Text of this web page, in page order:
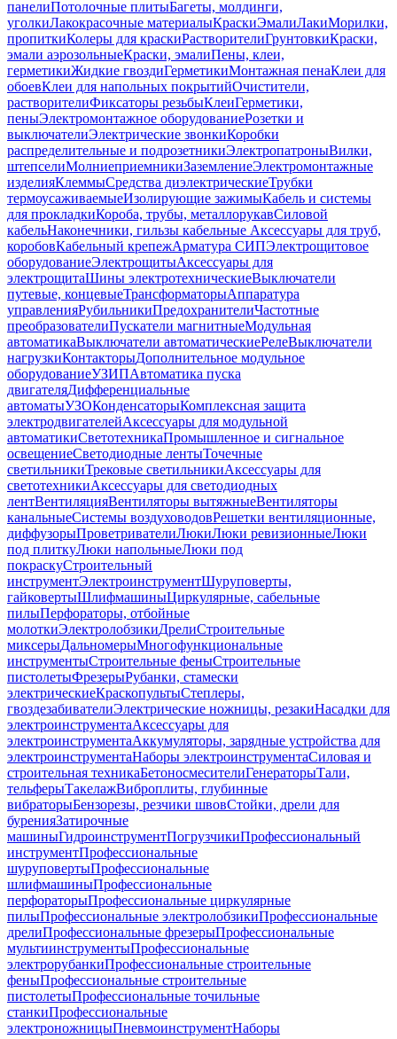
панелиПотолочные плитыБагеты, молдинги,
уголкиЛакокрасочные материалыКраскиЭмалиЛакиМорилки,
пропиткиКолеры для краскиРастворителиГрунтовкиКраски,
эмали аэрозольныеКраски, эмалиПены, клеи,
герметикиЖидкие гвоздиГерметикиМонтажная пенаКлеи для
обоевКлеи для напольных покрытийОчистители,
растворителиФиксаторы резьбыКлеиГерметики,
пеныЭлектромонтажное оборудованиеРозетки и
выключателиЭлектрические звонкиКоробки
распределительные и подрозетникиЭлектропатроныВилки,
штепселиМолниеприемникиЗаземлениеЭлектромонтажные
изделияКлеммыСредства диэлектрическиеТрубки
термоусаживаемыеИзолирующие зажимыКабель и системы
для прокладкиКороба, трубы, металлорукавСиловой
кабельНаконечники, гильзы кабельные Аксессуары для труб,
коробовКабельный крепежАрматура СИПЭлектрощитовое
оборудованиеЭлектрощитыАксессуары для
электрощитаШины электротехническиеВыключатели
путевые, концевыеТрансформаторыАппаратура
управленияРубильникиПредохранителиЧастотные
преобразователиПускатели магнитныеМодульная
автоматикаВыключатели автоматическиеРелеВыключатели
нагрузкиКонтакторыДополнительное модульное
оборудованиеУЗИПАвтоматика пуска
двигателяДифференциальные
автоматыУЗОКонденсаторыКомплексная защита
электродвигателейАксессуары для модульной
автоматикиСветотехникаПромышленное и сигнальное
освещениеСветодиодные лентыТочечные
светильникиТрековые светильникиАксессуары для
светотехникиАксессуары для светодиодных
лентВентиляцияВентиляторы вытяжныеВентиляторы
канальныеСистемы воздуховодовРешетки вентиляционные,
диффузорыПроветривателиЛюкиЛюки ревизионныеЛюки
под плиткуЛюки напольныеЛюки под
покраскуСтроительный
инструментЭлектроинструментШуруповерты,
гайковертыШлифмашиныЦиркулярные, сабельные
пилыПерфораторы, отбойные
молоткиЭлектролобзикиДрелиСтроительные
миксерыДальномерыМногофункциональные
инструментыСтроительные феныСтроительные
пистолетыФрезерыРубанки, стамески
электрическиеКраскопультыСтеплеры,
гвоздезабивателиЭлектрические ножницы, резакиНасадки для
электроинструментаАксессуары для
электроинструментаАккумуляторы, зарядные устройства для
электроинструментаНаборы электроинструментаСиловая и
строительная техникаБетоносмесителиГенераторыТали,
тельферыТакелажВиброплиты, глубинные
вибраторыБензорезы, резчики швовСтойки, дрели для
буренияЗатирочные
машиныГидроинструментПогрузчикиПрофессиональный
инструментПрофессиональные
шуруповертыПрофессиональные
шлифмашиныПрофессиональные
перфораторыПрофессиональные циркулярные
пилыПрофессиональные электролобзикиПрофессиональные
дрелиПрофессиональные фрезерыПрофессиональные
мультиинструментыПрофессиональные
электрорубанкиПрофессиональные строительные
феныПрофессиональные строительные
пистолетыПрофессиональные точильные
станкиПрофессиональные
электроножницыПневмоинструментНаборы